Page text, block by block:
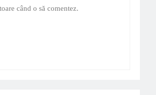
când o să comentez.